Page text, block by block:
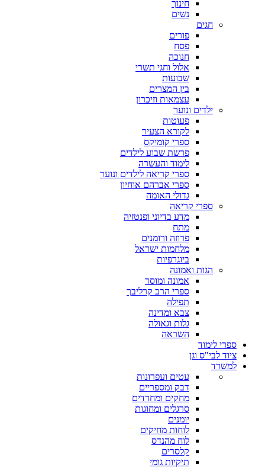
חינוך
נשים
חגים
פורים
פסח
חנוכה
אלול וחגי תשרי
שבועות
בין המצרים
עצמאות וזיכרון
ילדים ונוער
פעוטות
לקורא הצעיר
ספרי קומיקס
פרשת שבוע לילדים
לימוד והעשרה
ספרי קריאה לילדים ונוער
ספרי אברהם אוחיון
גדולי האומה
ספרי קריאה
מדע בדיוני ופנטזיה
מתח
פרוזה ורומנים
מלחמות ישראל
ביוגרפיות
הגות ואמונה
אמונה ומוסר
ספרי הרב קרליבך
תפילה
צבא ומדינה
גלות וגאולה
השראה
ספרי לימוד
ציוד לבי"ס וגן
למשרד
עטים ועפרונות
דבק ומספריים
מחקים ומחדדים
סרגלים ומחוגות
יומנים
לוחות מחיקים
לוח מהנדס
קלסרים
תיקיות גומי